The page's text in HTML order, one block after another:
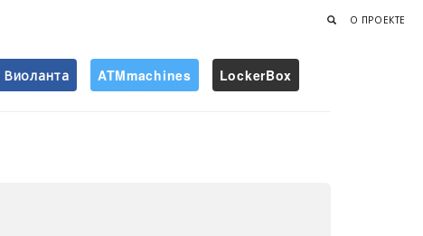
О ПРОЕКТЕ
Виоланта ATMmachines LockerBox